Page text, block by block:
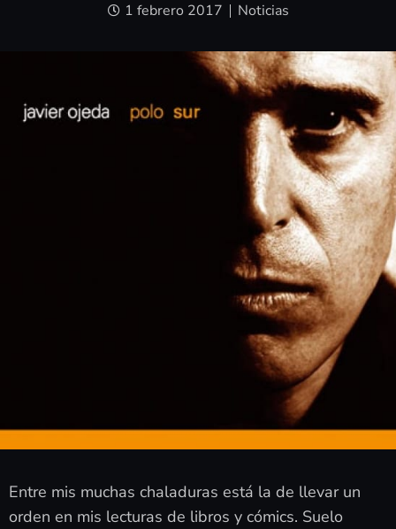
1 febrero 2017 Noticias
Entre mis muchas chaladuras está la de llevar un
orden en mis lecturas de libros y cómics. Suelo